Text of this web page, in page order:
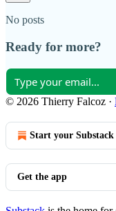
No posts
Ready for more?
© 2026 Thierry Falcoz ·
Start your Substack
Get the app